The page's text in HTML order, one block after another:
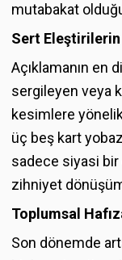
mutabakat olduğu
Sert Eleştirilerin
Açıklamanın en
sergileyen veya
kesimlere
üç beş kart
sadece siyasi bir
zihniyet
Toplumsal
Son dönemde